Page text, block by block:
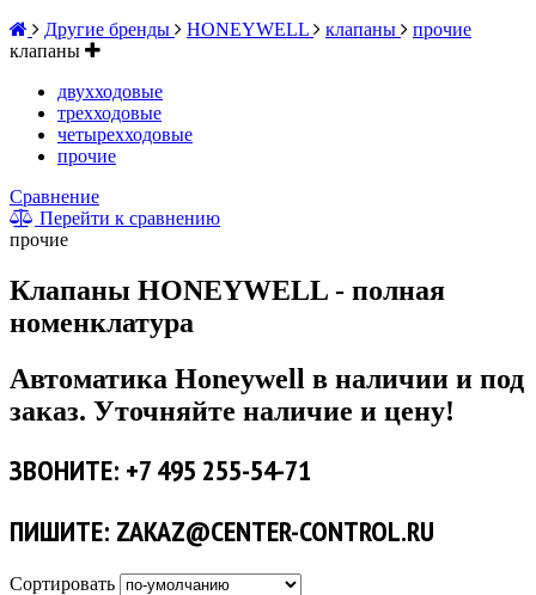
Другие бренды
HONEYWELL клапаны
прочие
клапаны
двухходовые
трехходовые
четырехходовые
прочие
Сравнение
Перейти к сравнению
прочие
Клапаны HONEYWELL - полная
номенклатура
Автоматика Honeywell в наличии и под
заказ. Уточняйте наличие и цену!
ЗВОНИТЕ: +7 495 255-54-71
ПИШИТЕ: ZAKAZ@CENTER-CONTROL.RU
Сортировать